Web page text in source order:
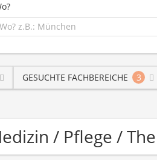
GESUCHTE FACHBEREICHE 3
/ Pflege /